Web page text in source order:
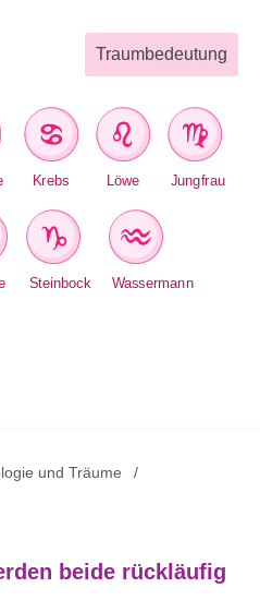
Traumbedeutung
Krebs Löwe Jungfrau
Steinbock Wassermann
und Träume
beide rückläufig